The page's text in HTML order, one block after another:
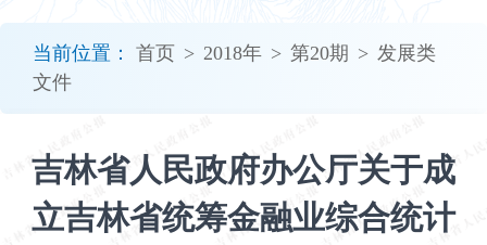
当前位置： 首页 > 2018年 > 第20期 > 发展类
文件
吉林省人民政府办公厅关于成
立吉林省统筹金融业综合统计
加